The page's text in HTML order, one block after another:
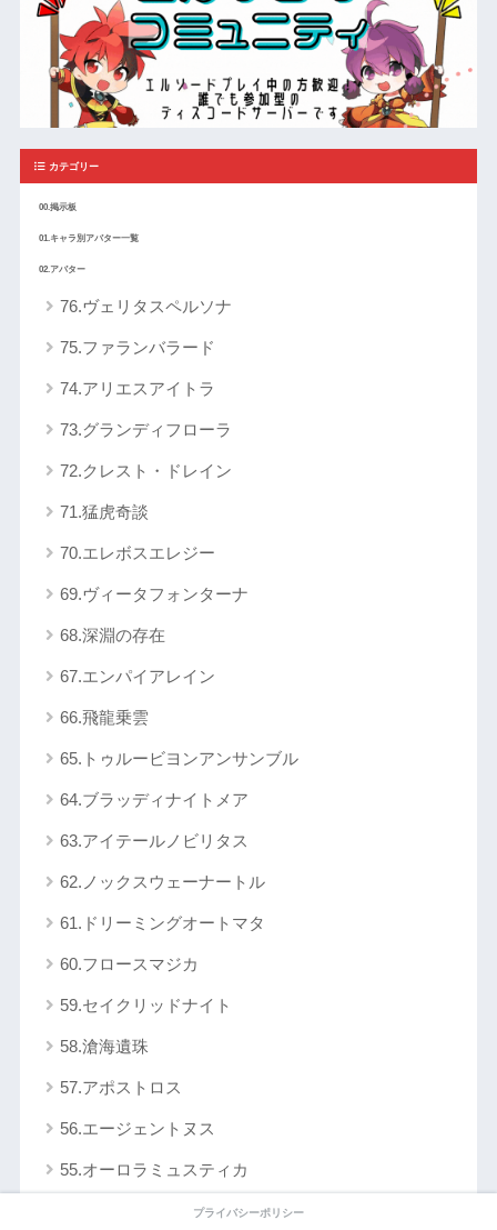
カテゴリー
00.掲示板
01.キャラ別アバター一覧
02.アバター
76.ヴェリタスペルソナ
75.ファランバラード
74.アリエスアイトラ
73.グランディフローラ
72.クレスト・ドレイン
71.猛虎奇談
70.エレボスエレジー
69.ヴィータフォンターナ
68.深淵の存在
67.エンパイアレイン
66.飛龍乗雲
65.トゥルービヨンアンサンブル
64.ブラッディナイトメア
63.アイテールノビリタス
62.ノックスウェーナートル
61.ドリーミングオートマタ
60.フロースマジカ
59.セイクリッドナイト
58.滄海遺珠
57.アポストロス
56.エージェントヌス
55.オーロラミュスティカ
54.ローザレーテープライバシーポリシー